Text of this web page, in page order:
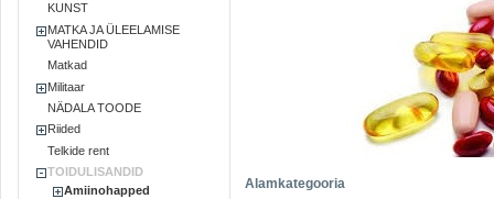
KUNST
MATKA JA ÜLEELAMISE
VAHENDID
Matkad
Militaar
NÄDALA TOODE
Riided
Telkide rent
TOIDULISANDID
Amiinohapped
Alamkategooria